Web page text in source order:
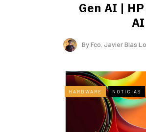
Gen AI |
AI
ByFco. Javier Blas
HARDWARE NOTICIAS